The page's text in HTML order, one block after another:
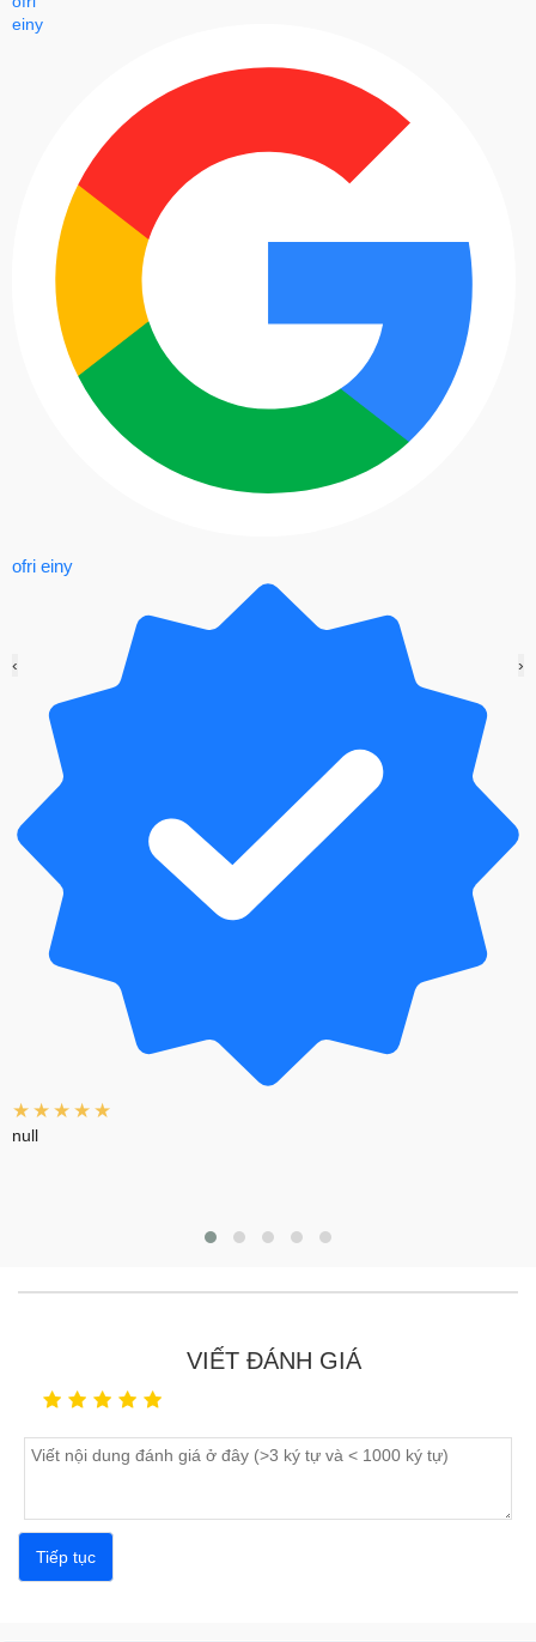
thay màn hình Vivo U10 mới
Có thể bạn cũng thấy rằng các biểu hiện hư hỏng mặt
kính và màn hình thường giống nhau. Điều này khiến
nhiều người dùng gặp khó khăn trong quá trình xác
định tình trạng máy bị hỏng mặt kính hay hỏng màn
hình. Dưới đây là những dấu hiệu có thể cho thấy màn
hình trên Vivo U10 của bạn đã bị hỏng:
Màn hình xuất hiện sọc đen, trắng, khiến cho chất
lượng không đảm bảo.
Màn hình bị vỡ nứt và hình ảnh bị loang màu hay
chữ hiển thị không rõ.
Màn hình điện thoại bị tối đen (còn gọi là chết màn
hình) và không lên hình khiến cho người dùng
không thể thao tác được.
Tình trạng màn hình điện thoại Vivo U10 bị hư hỏng
không hiếm gặp trong quá trình sử dụng. Bởi vì, màn
hình là một trong những bộ phận tiếp xúc với bên
ngoài và làm việc nhiều nhất. Khi thấy màn hình và
điện thoại gặp những tình trạng trên đây, bạn hãy
nhanh chóng đem điện thoại đến Bảo Hành One để
được kiểm tra và thay màn hình ngay nhé!
Khách hàng trực tiếp quan sát toàn bộ quá trình để
đảm bảo sự minh bạch, rõ ràng tại Bảo Hành One
Thay màn hình Vivo U10 chất lượng,
giá tốt tại Bảo Hành One
Nếu chẳng may màn hình điện thoại Vivo U10
One. Bảo Hành One cam kết cam kết sử dụng màn
những kỹ thuật viên lành nghề với nhiều năm kinh
Khách hàng trực tiếp quan sát toàn bộ quá trình để
đảm bảo sự minh bạch, rõ ràng.
Sử dụng màn hình điện thoại Vivo U10 chính hãng,
nhập khẩu từ nhà sản xuất để thay mới, chất lượng
sử dụng dịch vụ hay không.
Kiểm tra đúng lỗi, báo đúng giá, tuyệt đối không
ofri einy
★★★★★
null
‹ ›
VIẾT ĐÁNH GIÁ